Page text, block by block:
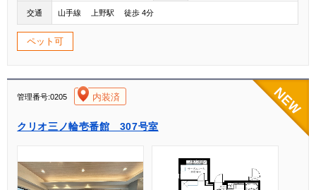
交通 山手線 上野駅 徒歩 4分
ペット可
管理番号:0205 内装済
クリオ三ノ輪壱番館 307号室
[004]